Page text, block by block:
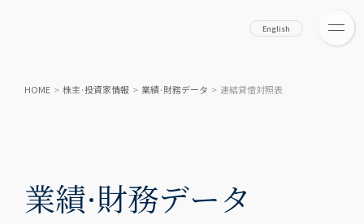
English
HOME > 株主·投資家情報 > 業績·財務データ > 連結貸借対照表
業績·財務データ